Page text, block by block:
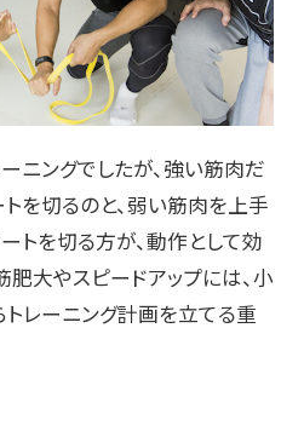
ニングでしたが、強い筋肉だ
を切るのと、弱い筋肉を上手
トを切る方が、動作として効
肥大やスピードアップには、小
レーニング計画を立てる重